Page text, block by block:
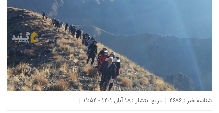
شناسه خبر : 4686 | تاریخ انتشار : 18 آبان 1401 - 11:54 |